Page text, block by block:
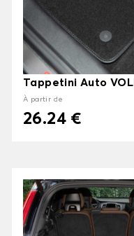
Tappetini Auto
À partir de
26.24 €